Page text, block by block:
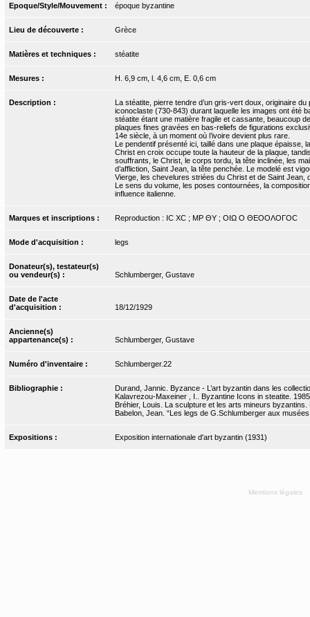
Epoque/Style/Mouvement : époque byzantine
Lieu de découverte : Grèce
Matières et techniques : stéatite
Mesures : H. 6,9 cm, l. 4,6 cm, E. 0,6 cm
Description :
La stéatite, pierre tendre d’un gris-vert doux, originaire
iconoclaste (730-843) durant laquelle les images ont été
stéatite étant une matière fragile et cassante, beaucoup
plaques fines gravées en bas-reliefs de figurations
14e siècle, à un moment où l’ivoire devient plus rare.
Le pendentif présenté ici, taillé dans une plaque épaisse,
Christ en croix occupe toute la hauteur de la plaque,
souffrants, le Christ, le corps tordu, la tête inclinée, les
d’affliction, Saint Jean, la tête penchée. Le modelé est
Vierge, les chevelures striées du Christ et de Saint Jean,
Le sens du volume, les poses contournées, la
influence italienne.
Marques et inscriptions : Reproduction : ΙC XC ; MP ΘΥ ; ΟΙΩ Ο ΘΕΟΟΛΟΓΟC
Mode d'acquisition : legs
Donateur(s), testateur(s)
ou vendeur(s) :
Schlumberger, Gustave
Date de l'acte
d'acquisition :
18/12/1929
Ancienne(s)
appartenance(s) :
Schlumberger, Gustave
Numéro d'inventaire : Schlumberger.22
Bibliographie :
Durand, Jannic. Byzance - L’art byzantin dans les
Kalavrezou-Maxeiner , I.. Byzantine Icons in steatite.
Bréhier, Louis. La sculpture et les arts mineurs byzantins.
Babelon, Jean. “Les legs de G.Schlumberger aux
Expositions : Exposition internationale d'art byzantin (1931)
Mentions légales